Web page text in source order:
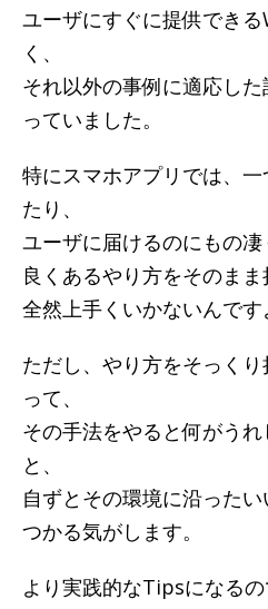
ユーザにすぐに提供でき
く、
それ以外の事例に適応し
っていました。
特にスマホアプリでは、
たり、
ユーザに届けるのにもの凄
良くあるやり方をそのまま
全然上手くいかないんです
ただし、やり方をそっく
って、
その手法をやると何がう
と、
自ずとその環境に沿った
つかる気がします。
より実践的なTipsになる